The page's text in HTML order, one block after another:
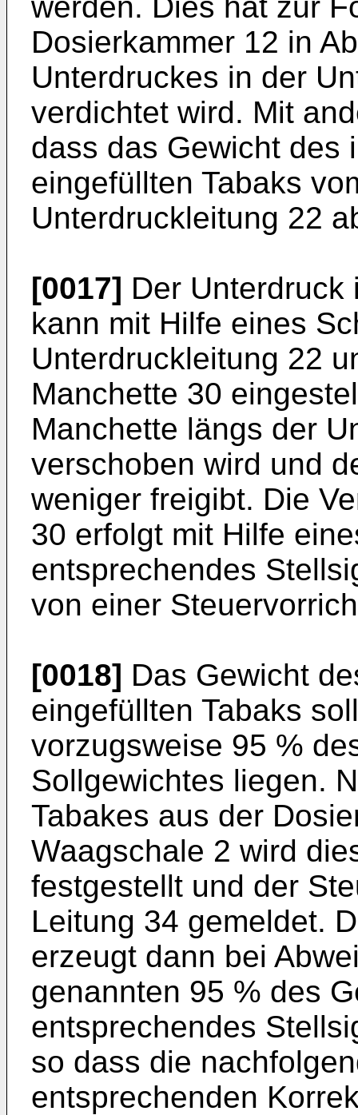
Dosierkammer 12 in
Unterdruckes in der
verdichtet wird. Mit
dass das Gewicht des
eingefüllten Tabaks
Unterdruckleitung 22
[0017] Der Unterdruck
kann mit Hilfe eines
Unterdruckleitung 22
Manchette 30
Manchette längs der
verschoben wird und
weniger freigibt. Die
30 erfolgt mit Hilfe
entsprechendes
von einer
[0018] Das Gewicht
eingefüllten Tabaks
vorzugsweise 95 %
Sollgewichtes liegen.
Tabakes aus der
Waagschale 2 wird
festgestellt und der
Leitung 34 gemeldet.
erzeugt dann bei
genannten 95 % des
entsprechendes
so dass die
entsprechenden